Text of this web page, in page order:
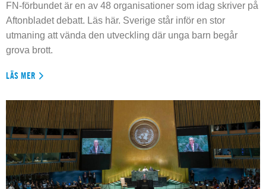
FN-förbundet är en av 48 organisationer som idag skriver på
Aftonbladet debatt. Läs här. Sverige står inför en stor
utmaning att vända den utveckling där unga barn begår
grova brott.
LÄS MER